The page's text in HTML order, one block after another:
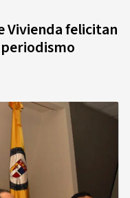
Vivienda felicitan